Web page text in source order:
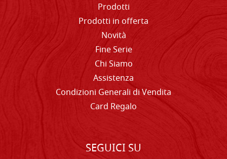
Prodotti
Prodotti in offerta
Novità
Fine Serie
Chi Siamo
Assistenza
Condizioni Generali di Vendita
Card Regalo
SEGUICI SU